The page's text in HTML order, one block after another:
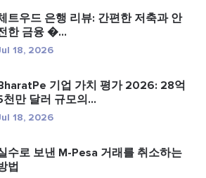
트우드 은행 리뷰: 간편한 저축과 안
한 금융 �...
18, 2026
기업 가치 평가 2026: 28억
천만 달러 규모의...
18, 2026
수로 보낸 M-Pesa 거래를 취소하는
법